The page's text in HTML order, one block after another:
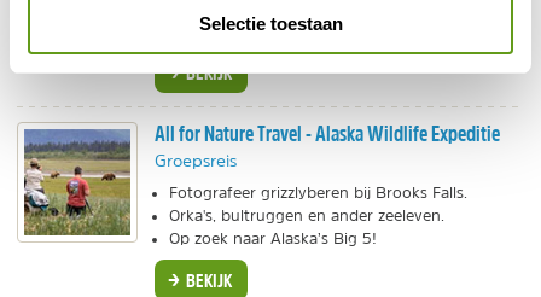
Selectie toestaan
Met Van Verre beleef je het!
BEKIJK
All for Nature Travel - Alaska Wildlife Expeditie
Groepsreis
Fotografeer grizzlyberen bij Brooks Falls.
Orka's, bultruggen en ander zeeleven.
Op zoek naar Alaska’s Big 5!
BEKIJK